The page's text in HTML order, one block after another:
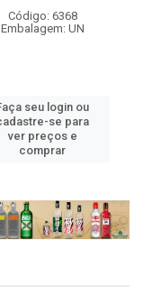
Código: 6368
Embalagem: UN
seu login ou
se para
ver preços e
comprar